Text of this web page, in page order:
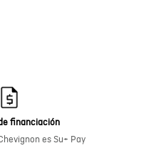
financiación
es Su+ Pay